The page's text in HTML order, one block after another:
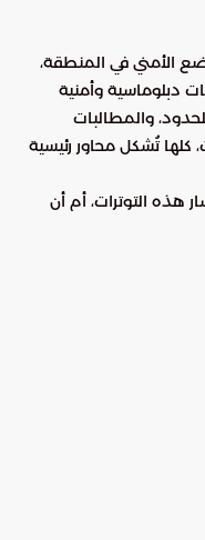
الأمني في المنطقة،
دبلوماسية وأمنية
والمطالبات
تُشكل محاور رئيسية
هذه التوترات، أم أن